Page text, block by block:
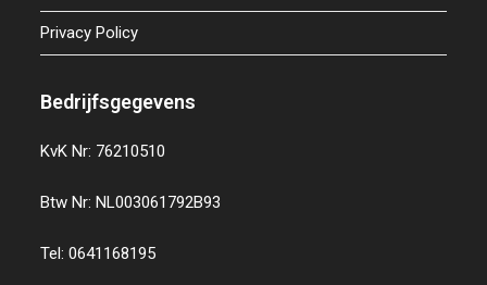
Privacy Policy
Bedrijfsgegevens
KvK Nr: 76210510
Btw Nr: NL003061792B93
Tel: 0641168195